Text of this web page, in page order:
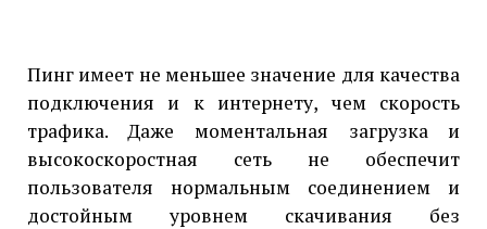
Пинг имеет не меньшее значение для качества
подключения и к интернету, чем скорость
трафика. Даже моментальная загрузка и
высокоскоростная сеть не обеспечит
пользователя нормальным соединением и
достойным уровнем скачивания без